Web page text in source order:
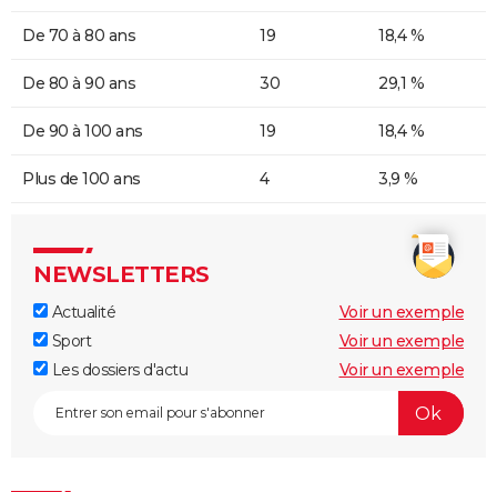
De 70 à 80 ans 19 18,4 %
De 80 à 90 ans 30 29,1 %
De 90 à 100 ans 19 18,4 %
Plus de 100 ans 4 3,9 %
NEWSLETTERS
Actualité
Voir un exemple
Sport
Voir un exemple
Les dossiers d'actu
Voir un exemple